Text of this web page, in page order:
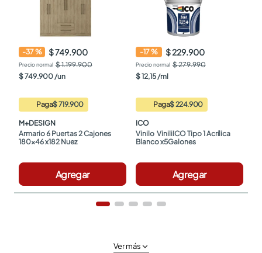
-37% $ 749.900
$ 1.199.900
$749.900/un
Paga$ 719.900
M+DESIGN
Armario 6 Puertas 2 Cajones
180x46 x182 Nuez
Agregar
-17% $ 229.900
$ 279.990
$12,15/ml
Paga$ 224.900
ICO
Vinilo  ViniliICO Tipo 1 Acrílica
Blanco x5Galones
Agregar
Ver más